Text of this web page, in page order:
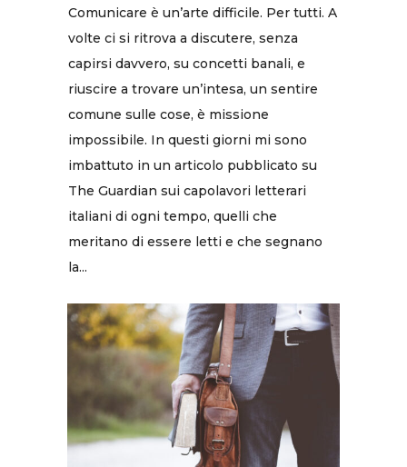
Comunicare è un’arte difficile. Per tutti. A
volte ci si ritrova a discutere, senza
capirsi davvero, su concetti banali, e
riuscire a trovare un’intesa, un sentire
comune sulle cose, è missione
impossibile. In questi giorni mi sono
imbattuto in un articolo pubblicato su
The Guardian sui capolavori letterari
italiani di ogni tempo, quelli che
meritano di essere letti e che segnano
la...